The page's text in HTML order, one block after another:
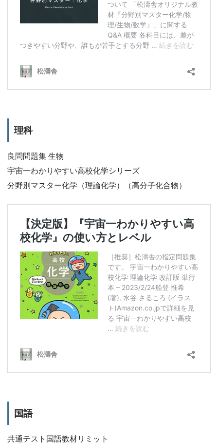
理科
良問問題集 生物
宇宙一わかりやすい高校化学シリーズ
分野別マスター化学（理論化学）（高分子化合物）
国語
共通テスト国語教材リミット